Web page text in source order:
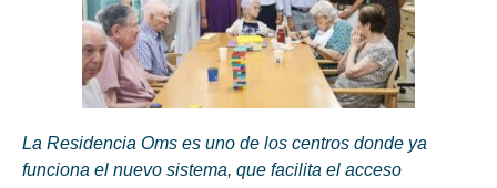
La Residencia Oms es uno de los centros donde ya
funciona el nuevo sistema, que facilita el acceso